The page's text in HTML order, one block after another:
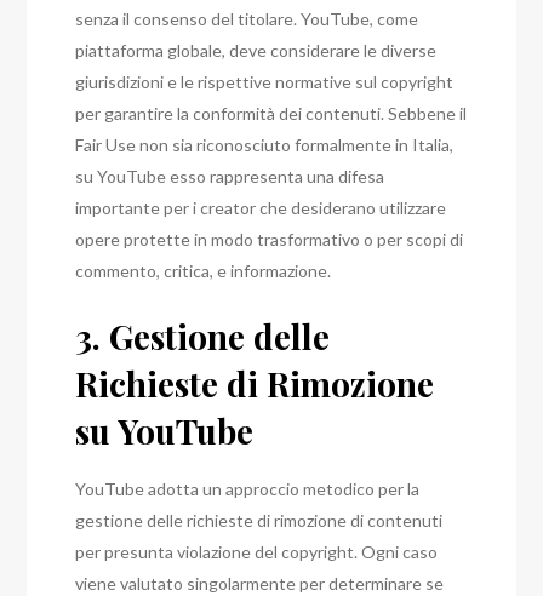
senza il consenso del titolare. YouTube, come
piattaforma globale, deve considerare le diverse
giurisdizioni e le rispettive normative sul copyright
per garantire la conformità dei contenuti. Sebbene il
Fair Use non sia riconosciuto formalmente in Italia,
su YouTube esso rappresenta una difesa
importante per i creator che desiderano utilizzare
opere protette in modo trasformativo o per scopi di
commento, critica, e informazione.
3. Gestione delle
Richieste di Rimozione
su YouTube
YouTube adotta un approccio metodico per la
gestione delle richieste di rimozione di contenuti
per presunta violazione del copyright. Ogni caso
viene valutato singolarmente per determinare se